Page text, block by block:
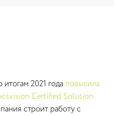
итогам 2021 года повысила
Certified Solution
строит работу с